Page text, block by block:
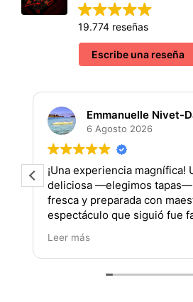
19.774 reseñas
Escribe una reseña
Emmanuelle Nivet-
6 Agosto 2026
¡Una experiencia magnífica!
deliciosa —elegimos tapas—
fresca y preparada con
espectáculo que siguió fue
recomiendo al 200%! Gracias
profesionalismo, tanto en la
el escenario. Artistas y
impresionantes. ¡Bravo y mil
Leer más